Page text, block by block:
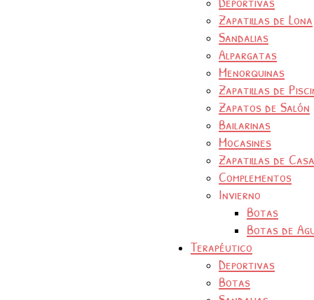
Zapatillas de Lona
Sandalias
Alpargatas
Menorquinas
Zapatillas de
Zapatos de Salón
Bailarinas
Mocasines
Zapatillas de Casa
Complementos
Invierno
Botas
Botas de
Terapéutico
Deportivas
Botas